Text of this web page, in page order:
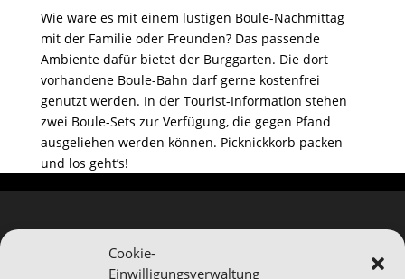
Cookie-
Einwilligungsverwaltung
Wie wäre es mit einem lustigen Boule-Nachmittag
mit der Familie oder Freunden? Das passende
Ambiente dafür bietet der Burggarten. Die dort
vorhandene Boule-Bahn darf gerne kostenfrei
genutzt werden. In der Tourist-Information stehen
zwei Boule-Sets zur Verfügung, die gegen Pfand
ausgeliehen werden können. Picknickkorb packen
und los geht’s!